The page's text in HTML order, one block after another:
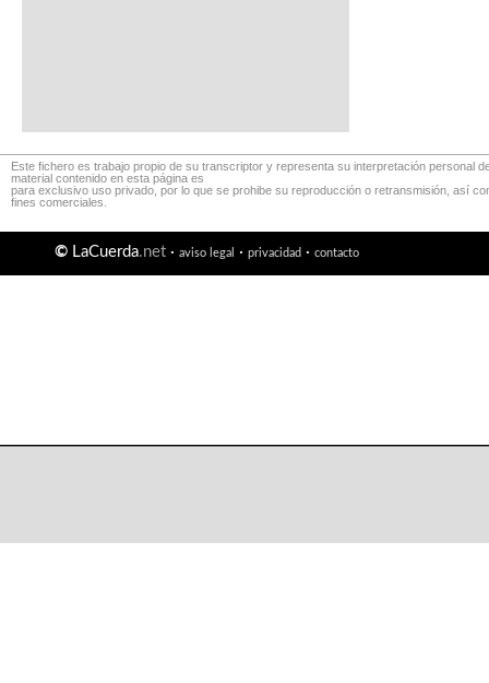
Este fichero es trabajo propio de su transcriptor y representa su interpretación personal
material contenido en esta página es
para exclusivo uso privado, por lo que se prohibe su reproducción o retransmisión, así
fines comerciales.
© LaCuerda.net · aviso legal · privacidad · contacto